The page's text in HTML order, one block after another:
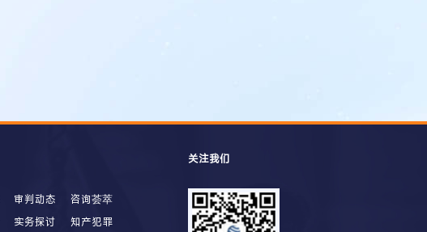
审判动态
咨询荟萃
实务探讨
知产犯罪
关注我们